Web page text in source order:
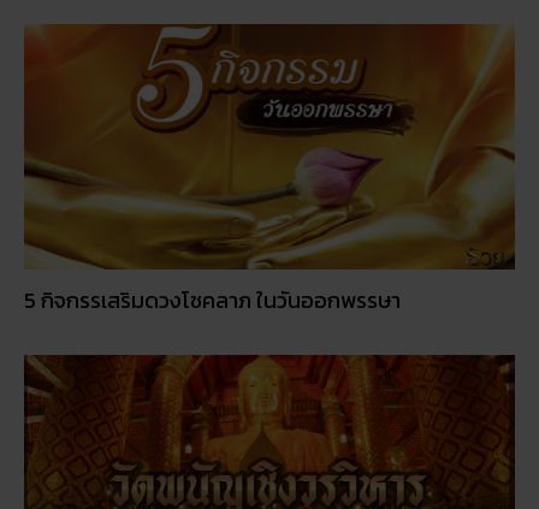
5 กิจกรรเสริมดวงโชคลาภ ในวันออกพรรษา
วัดพนัญเชิง โบราณสถานกรุงเก่า จ.พระนครศรีอยุธยา